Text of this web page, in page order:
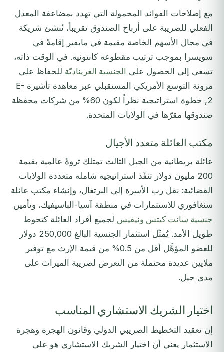
مع إصلاحات الفوائد المحمولة التي تهدد بمضاعفة المعدل
الفعلي للضريبة على أرباح الصندوق تقريباً، تُنشئ شريكة
في مجال الأسهم الخاصة مقيمة في مايفير إقامةً في
سويسرا بموجب ترتيب مقطوعة كانتونية. في الوقت ذاته،
تسعى إلى الحصول على الجنسية الغريناديّة للحفاظ على
مرونة التوسع الأمريكي المستقبلي عبر معاهدة تأشيرة E-
2, خطوة استراتيجية نظراً لكون 60% من شركات محفظة
صندوقها مقرّها في الولايات المتحدة.
مكتب العائلة متعدد الأجيال
عائلة بريطانية من الجيل الثالث تمتلك ثروةً عالمية بقيمة
200 مليون دولار تنفّذ استراتيجية شاملة متعددة الولايات
القضائية: نقل رب الأسرة إلى البرتغال، وإنشاء مكتب عائلة
سنغافوري للاستثمارات في منطقة آسيا-الباسيفيك، وتأمين
جنسية سانت كيتس ونيفيس لجميع أفراد العائلة كتحوط
طويل الأمد. يُمثّل استثمار الجنسية البالغ 250,000 دولار
للعضو المؤهَّل أقل من 0.5% من قيمة الإرث مع توفير
ملايين عديدة محتملة من التعرض لضريبة الميراث على
مدى جيل.
اختيار الشريك الاستشاري المناسب
إن تعقيد التخطيط الضريبي الدولي وقانون الهجرة وهجرة
الاستثمار يعني أن اختيار الشريك الاستشاري هو على